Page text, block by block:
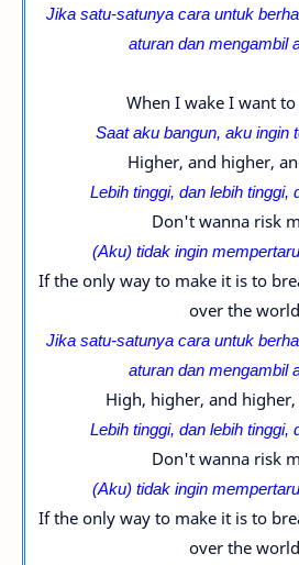
Jika satu-satunya cara untuk
aturan dan mengambil
When I wake I want
Saat aku bangun, aku ingin
Higher, and higher,
Lebih tinggi, dan lebih tinggi,
Don't wanna risk
(Aku) tidak ingin
If the only way to make it is to
over the
Jika satu-satunya cara untuk
aturan dan mengambil
High, higher, and
Lebih tinggi, dan lebih tinggi,
Don't wanna risk
(Aku) tidak ingin
If the only way to make it is to
over the